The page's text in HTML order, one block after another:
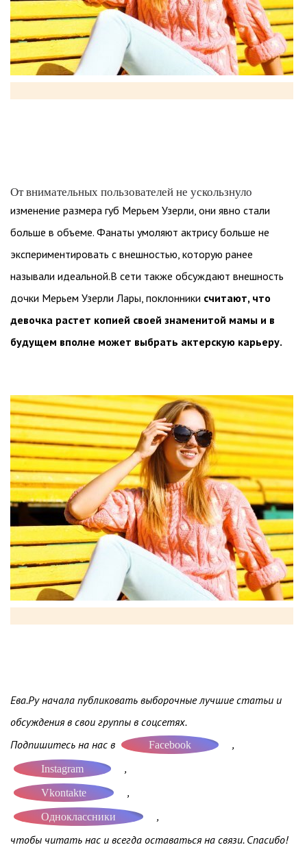
От внимательных пользователей не ускользнуло
изменение размера губ Мерьем Узерли, они явно стали
больше в объеме. Фанаты умоляют актрису больше не
экспериментировать с внешностью, которую ранее
называли идеальной.В сети также обсуждают внешность
дочки Мерьем Узерли Лары, поклонники считают, что
девочка растет копией своей знаменитой мамы и в
будущем вполне может выбрать актерскую карьеру.
Ева.Ру начала публиковать выборочные лучшие статьи и
обсуждения в свои группы в соцсетях.
Подпишитесь на нас в
Facebook ,
Instagram ,
Vkontakte ,
Одноклассники
,
чтобы читать нас и всегда оставаться на связи. Спасибо!